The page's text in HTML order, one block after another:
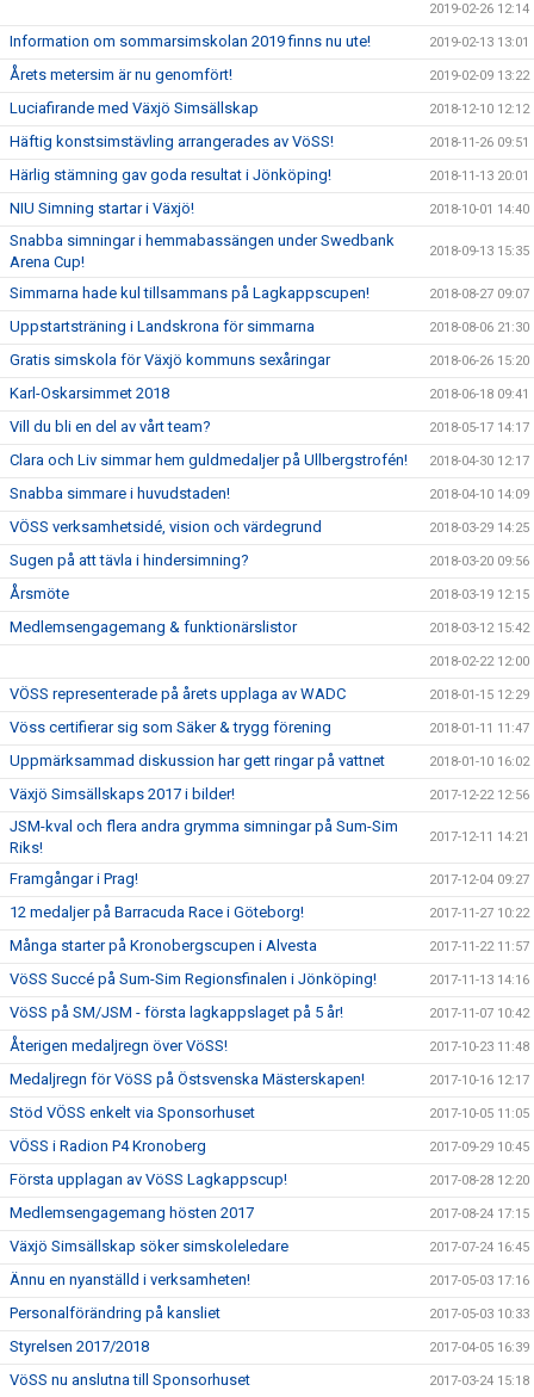
2019-02-26 12:14
Information om sommarsimskolan 2019 finns nu ute! 2019-02-13 13:01
Årets metersim är nu genomfört! 2019-02-09 13:22
Luciafirande med Växjö Simsällskap 2018-12-10 12:12
Häftig konstsimstävling arrangerades av VöSS! 2018-11-26 09:51
Härlig stämning gav goda resultat i Jönköping! 2018-11-13 20:01
NIU Simning startar i Växjö! 2018-10-01 14:40
Snabba simningar i hemmabassängen under Swedbank
Arena Cup!
2018-09-13 15:35
Simmarna hade kul tillsammans på Lagkappscupen! 2018-08-27 09:07
Uppstartsträning i Landskrona för simmarna 2018-08-06 21:30
Gratis simskola för Växjö kommuns sexåringar 2018-06-26 15:20
Karl-Oskarsimmet 2018 2018-06-18 09:41
Vill du bli en del av vårt team? 2018-05-17 14:17
Clara och Liv simmar hem guldmedaljer på Ullbergstrofén! 2018-04-30 12:17
Snabba simmare i huvudstaden! 2018-04-10 14:09
VÖSS verksamhetsidé, vision och värdegrund 2018-03-29 14:25
Sugen på att tävla i hindersimning? 2018-03-20 09:56
Årsmöte 2018-03-19 12:15
Medlemsengagemang & funktionärslistor 2018-03-12 15:42
2018-02-22 12:00
VÖSS representerade på årets upplaga av WADC 2018-01-15 12:29
Vöss certifierar sig som Säker & trygg förening 2018-01-11 11:47
Uppmärksammad diskussion har gett ringar på vattnet 2018-01-10 16:02
Växjö Simsällskaps 2017 i bilder! 2017-12-22 12:56
JSM-kval och flera andra grymma simningar på Sum-Sim
Riks!
2017-12-11 14:21
Framgångar i Prag! 2017-12-04 09:27
12 medaljer på Barracuda Race i Göteborg! 2017-11-27 10:22
Många starter på Kronobergscupen i Alvesta 2017-11-22 11:57
VöSS Succé på Sum-Sim Regionsfinalen i Jönköping! 2017-11-13 14:16
VöSS på SM/JSM - första lagkappslaget på 5 år! 2017-11-07 10:42
Återigen medaljregn över VöSS! 2017-10-23 11:48
Medaljregn för VöSS på Östsvenska Mästerskapen! 2017-10-16 12:17
Stöd VÖSS enkelt via Sponsorhuset 2017-10-05 11:05
VÖSS i Radion P4 Kronoberg 2017-09-29 10:45
Första upplagan av VöSS Lagkappscup! 2017-08-28 12:20
Medlemsengagemang hösten 2017 2017-08-24 17:15
Växjö Simsällskap söker simskoleledare 2017-07-24 16:45
Ännu en nyanställd i verksamheten! 2017-05-03 17:16
Personalförändring på kansliet 2017-05-03 10:33
Styrelsen 2017/2018 2017-04-05 16:39
VöSS nu anslutna till Sponsorhuset 2017-03-24 15:18